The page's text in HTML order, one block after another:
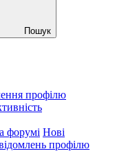
Пошук
профілю
форумі Нові
профілю